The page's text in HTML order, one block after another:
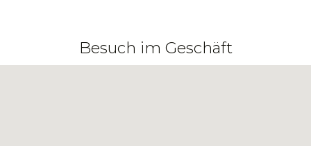
Besuch im Geschäft